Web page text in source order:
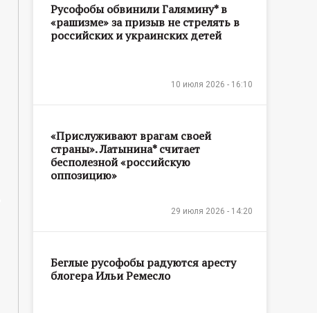
Русофобы обвинили Галямину* в
«рашизме» за призыв не стрелять в
российских и украинских детей
10 июля 2026 - 16:10
«Прислуживают врагам своей
страны». Латынина* считает
бесполезной «российскую
оппозицию»
29 июля 2026 - 14:20
Беглые русофобы радуются аресту
блогера Ильи Ремесло